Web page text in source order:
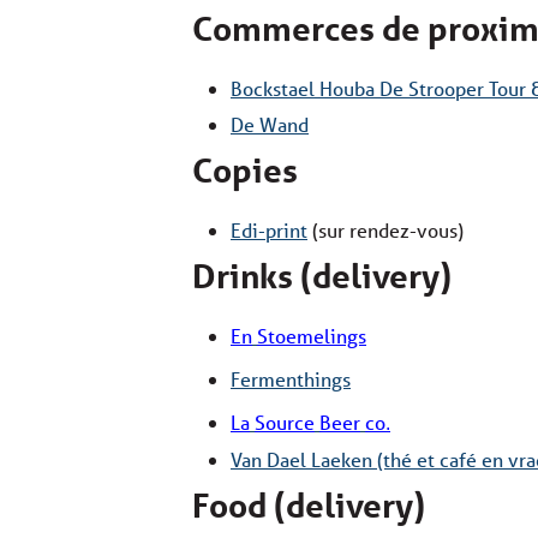
Commerces de
Bockstael Houba De Strooper Tour
De Wand
Copies
Edi-print(sur rendez-vous)
Drinks (delivery)
En Stoemelings
Fermenthings
La Source Beerco.
Van Dael Laeken (thé et café en
Food (delivery)